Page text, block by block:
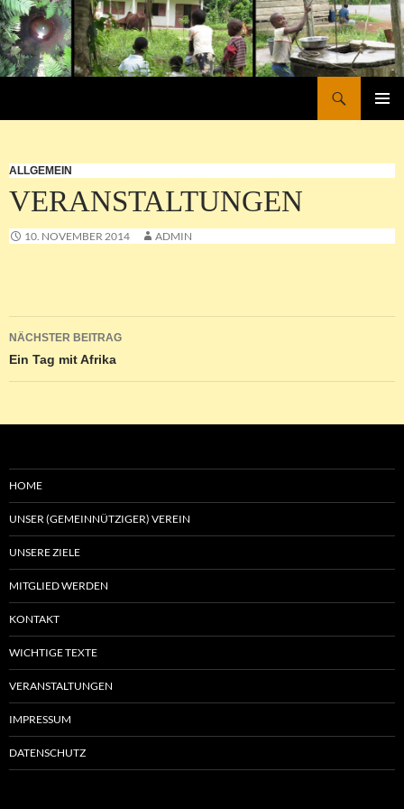
Zum
Inhalt
springen
ALLGEMEIN
VERANSTALTUNGEN
10. NOVEMBER 2014 ADMIN
Beitragsnavigation
NÄCHSTER BEITRAG
Ein Tag mit Afrika
HOME
UNSER (GEMEINNÜTZIGER) VEREIN
UNSERE ZIELE
MITGLIED WERDEN
KONTAKT
WICHTIGE TEXTE
VERANSTALTUNGEN
IMPRESSUM
DATENSCHUTZ